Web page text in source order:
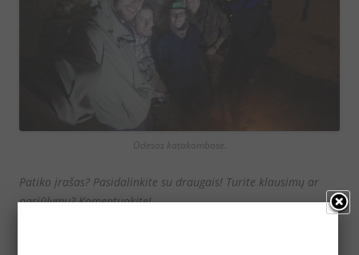
Odesos katakombose.
Patiko įrašas? Pasidalinkite su draugais! Turite klausimų ar
pasiūlymų? Komentuokite!